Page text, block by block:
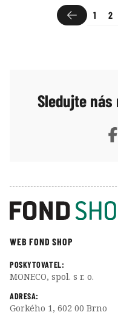
1 2
Sledujte
WEB FOND SHOP
POSKYTOVATEL:
MONECO, spol. s r. o.
ADRESA:
Gorkého 1, 602 00 Brno